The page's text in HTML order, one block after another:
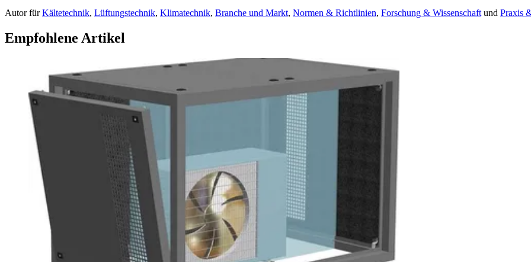
AutorfürKältetechnik, Lüftungstechnik, Klimatechnik, Branche und Markt, Normen & Richtlinien, Forschung & Wissenschaftund Praxis
Empfohlene Artikel